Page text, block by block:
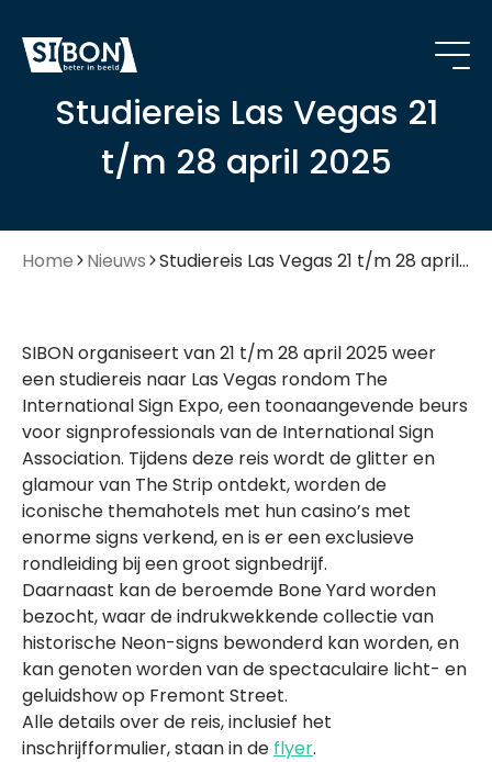
Studiereis Las Vegas 21
t/m 28 april 2025
Home Nieuws Studiereis Las Vegas 21 t/m 28 april 2025
SIBON organiseert van 21 t/m 28 april 2025 weer
een studiereis naar Las Vegas rondom The
International Sign Expo, een toonaangevende beurs
voor signprofessionals van de International Sign
Association. Tijdens deze reis wordt de glitter en
glamour van The Strip ontdekt, worden de
iconische themahotels met hun casino’s met
enorme signs verkend, en is er een exclusieve
rondleiding bij een groot signbedrijf.
Daarnaast kan de beroemde Bone Yard worden
bezocht, waar de indrukwekkende collectie van
historische Neon-signs bewonderd kan worden, en
kan genoten worden van de spectaculaire licht- en
geluidshow op Fremont Street.
Alle details over de reis, inclusief het
inschrijfformulier, staan in de flyer.